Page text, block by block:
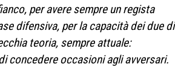
per avere sempre un regista
difensiva, per la capacità dei due di
teoria, sempre attuale:
concedere occasioni agli avversari.